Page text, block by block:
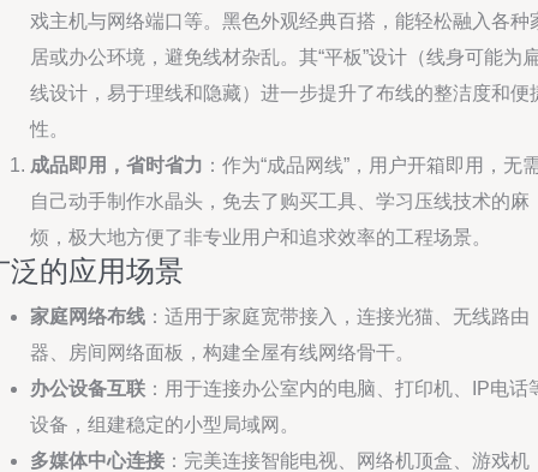
戏主机与网络端口等。黑色外观经典百搭，能轻松融入各种
居或办公环境，避免线材杂乱。其“平板”设计（线身可能为
线设计，易于理线和隐藏）进一步提升了布线的整洁度和便
性。
成品即用，省时省力 ：作为“成品网线”，用户开箱即用，无
自己动手制作水晶头，免去了购买工具、学习压线技术的麻
烦，极大地方便了非专业用户和追求效率的工程场景。
泛的应用场景
家庭网络布线 ：适用于家庭宽带接入，连接光猫、无线路由
器、房间网络面板，构建全屋有线网络骨干。
办公设备互联 ：用于连接办公室内的电脑、打印机、IP电话
设备，组建稳定的小型局域网。
多媒体中心连接 ：完美连接智能电视、网络机顶盒、游戏机